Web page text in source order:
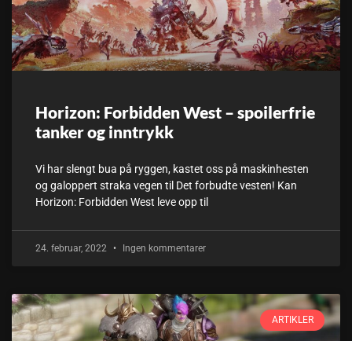
Horizon: Forbidden West – spoilerfrie
tanker og inntrykk
Vi har slengt bua på ryggen, kastet oss på maskinhesten
og galoppert straka vegen til Det forbudte vesten! Kan
Horizon: Forbidden West leve opp til
24. februar, 2022 Ingen kommentarer
ARTIKLER